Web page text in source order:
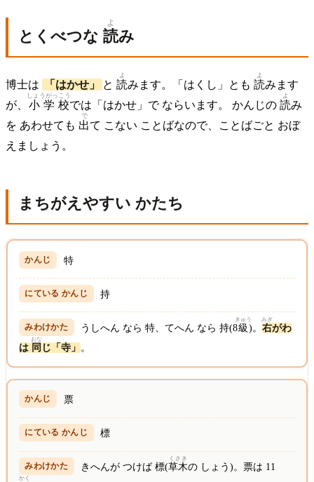
とくべつな 読
よ
み
博士は 「はかせ」 と 読
よ
みます。「はくし」とも 読
よ
みます
が、 小学校
しょうがっこう
では「はかせ」で ならいます。 かんじの 読
よ
み
を あわせても 出
で
て こない ことばなので、ことばごと おぼ
えましょう。
まちがえやすい かたち
特
持
うしへん なら 特、てへん なら 持(8級
きゅう
)。右
みぎ
がわ
は 同
おな
じ「寺」 。
票
標
きへんが つけば 標(草木
くさき
の しょう)。票は 11
かく